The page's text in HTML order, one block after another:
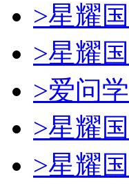
>星耀
>星耀
>爱问
>星耀
>星耀